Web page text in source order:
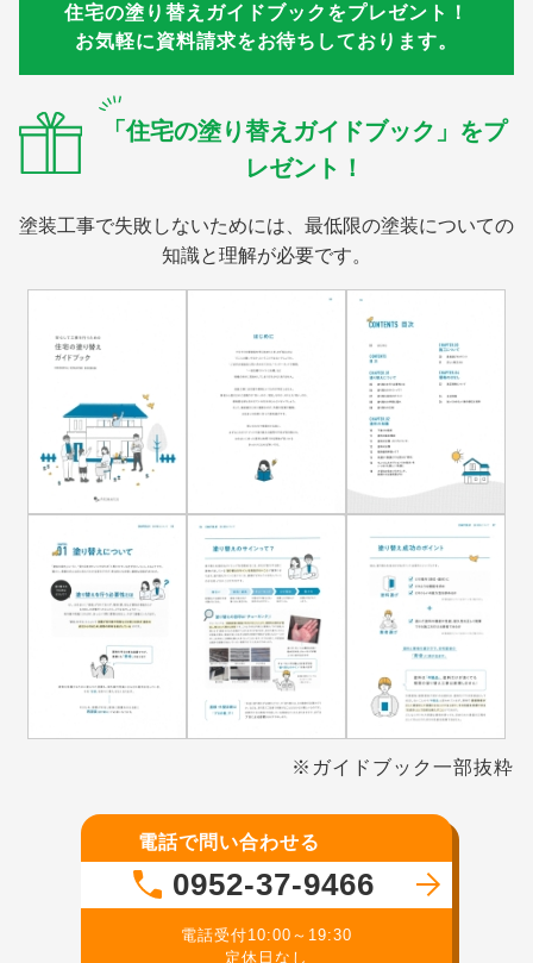
住宅の塗り替えガイドブックをプレゼント！
お気軽に資料請求をお待ちしております。
「住宅の塗り替えガイドブック」をプ
レゼント！
塗装工事で失敗しないためには、最低限の塗装についての
知識と理解が必要です。
※ガイドブック一部抜粋
電話で問い合わせる
0952-37-9466
電話受付10:00～19:30
定休日なし